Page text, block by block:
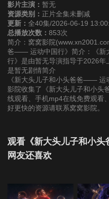
第19集
第22集 第
第25集
第28集 第
第34集
影片主演： 暂无
资源类别： 正片全集未删减
更新： 全40集/2026-06-19
总播放次数： 853次
简介：窝窝影院
爸—— 运动中国行》简介：《新
行》是由暂无导演指导于2026
是暂无剧情简介
《新大头儿子和小头爸爸—— 运
影院收集了《新大头儿子和小
线观看、手机mp4在线免费观看
好更快的资源请联系窝窝影院。
观看《新大头儿子和小
网友还喜欢